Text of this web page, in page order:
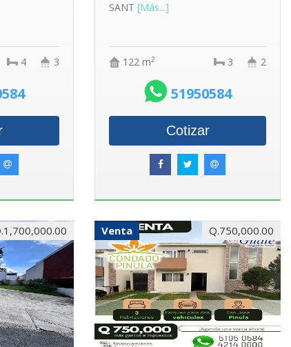
3
4
SANT [Más...]
122 m2 2
3
51950584
Cotizar
Venta Q.750,000.00